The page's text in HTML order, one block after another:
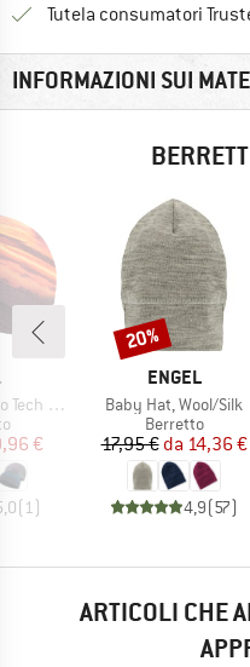
Tutela consumatori
INFORMAZIONI SUI
Hat
prodotti
ridotto
€
(1 )
MARCHIO
ENGEL
Articolo
Baby Hat, Wool/Silk
Gruppo di
Berretto
Prezzo
17,95 € Prezzo
da 14,36 €
4,9(57)
Sconto
20%
ARTICOLI CHE